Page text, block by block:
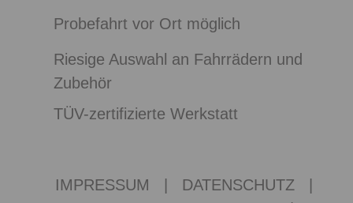
Probefahrt vor Ort möglich
Riesige Auswahl an Fahrrädern und
Zubehör
TÜV-zertifizierte Werkstatt
IMPRESSUM DATENSCHUTZ